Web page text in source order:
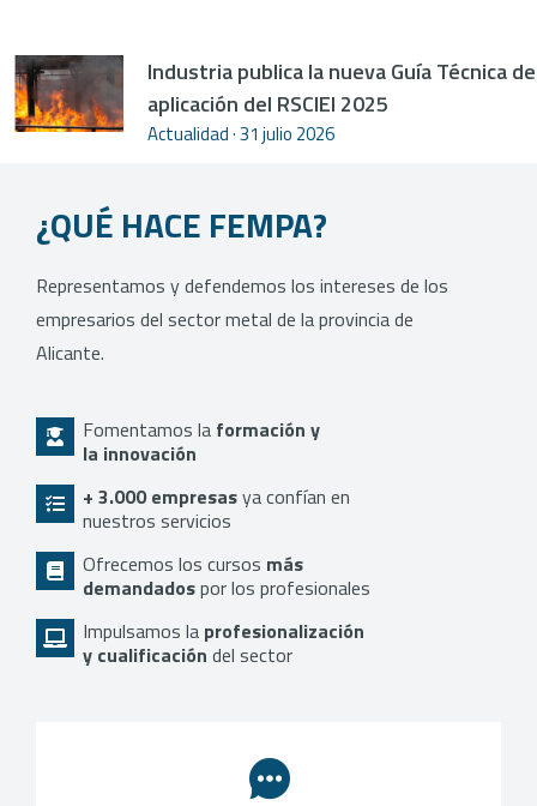
Industria publica la nueva Guía Técnica de
aplicación del RSCIEI 2025
Actualidad 31 julio 2026
¿QUÉ HACE FEMPA?
Representamos y defendemos los intereses de los
empresarios del sector metal de la provincia de
Alicante.
Fomentamos la formación y
la innovación
+ 3.000 empresasya confían en
nuestros servicios
Ofrecemos los cursos más
demandadospor los profesionales
Impulsamos la profesionalización
y cualificación del sector